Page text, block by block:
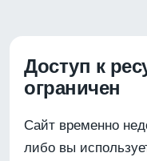
Доступ к
ограничен
Сайт временно
либо вы